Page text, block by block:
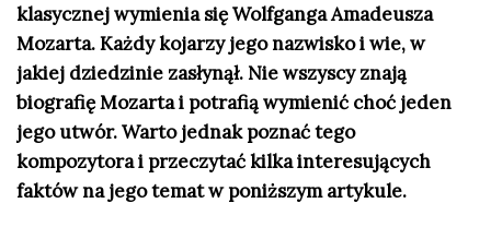
klasycznej wymienia się Wolfganga Amadeusza
Mozarta. Każdy kojarzy jego nazwisko i wie, w
jakiej dziedzinie zasłynął. Nie wszyscy znają
biografię Mozarta i potrafią wymienić choć jeden
jego utwór. Warto jednak poznać tego
kompozytora i przeczytać kilka interesujących
faktów na jego temat w poniższym artykule.